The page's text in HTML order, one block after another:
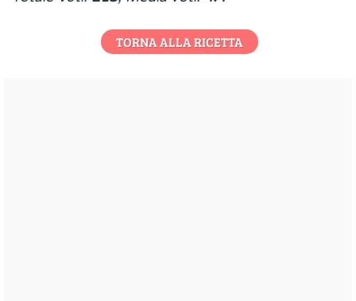
TORNA ALLA RICETTA